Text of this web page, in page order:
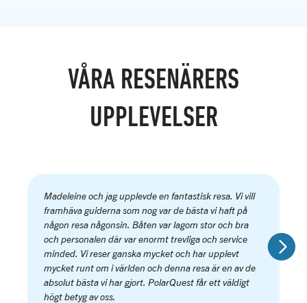
VÅRA RESENÄRERS
UPPLEVELSER
Madeleine och jag upplevde en fantastisk resa. Vi vill
framhäva guiderna som nog var de bästa vi haft på
någon resa någonsin. Båten var lagom stor och bra
och personalen där var enormt trevliga och service
minded. Vi reser ganska mycket och har upplevt
mycket runt om i världen och denna resa är en av de
absolut bästa vi har gjort. PolarQuest får ett väldigt
högt betyg av oss.